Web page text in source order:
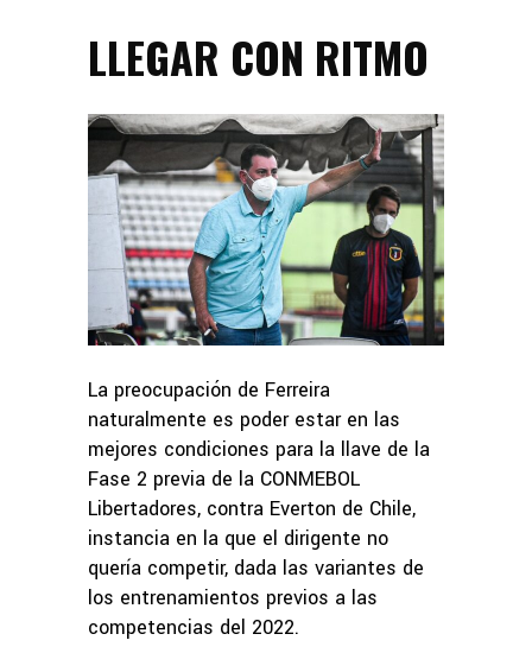
LLEGAR CON RITMO
La preocupación de Ferreira
naturalmente es poder estar en las
mejores condiciones para la llave de la
Fase 2 previa de la CONMEBOL
Libertadores, contra Everton de Chile,
instancia en la que el dirigente no
quería competir, dada las variantes de
los entrenamientos previos a las
competencias del 2022.